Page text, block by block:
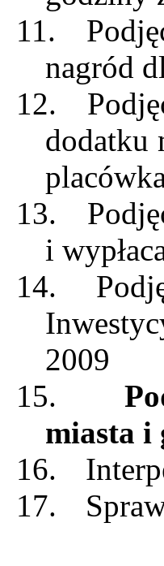
11.
nagród
12.
dodatku
13.
i
14.
2009
15.
miasta i
16.
17.